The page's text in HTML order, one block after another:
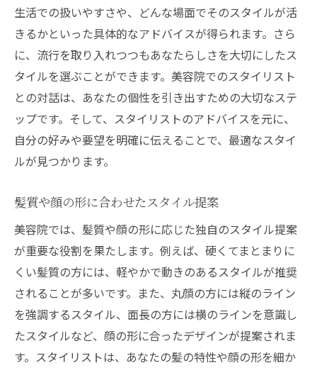
生活での扱いやすさや、どんな場面でそのスタイルが活
きるかといった具体的なアドバイスが得られます。さら
に、流行を取り入れつつもあなたらしさを大切にしたス
タイルを選ぶことができます。美容院でのスタイリスト
との対話は、あなたの個性を引き出すための大切なステ
ップです。そして、スタイリストのアドバイスを元に、
自分の好みや要望を明確に伝えることで、最適なスタイ
ルが見つかります。
髪質や顔の形に合わせたスタイル提案
美容院では、髪質や顔の形に応じた独自のスタイル提案
が重要な役割を果たします。例えば、硬くてまとまりに
くい髪質の方には、軽やかで動きのあるスタイルが推奨
されることが多いです。また、丸顔の方には縦のライン
を強調するスタイル、面長の方には横のラインを意識し
たスタイルなど、顔の形に合ったデザインが提案されま
す。スタイリストは、あなたの髪の特性や顔の形を細か